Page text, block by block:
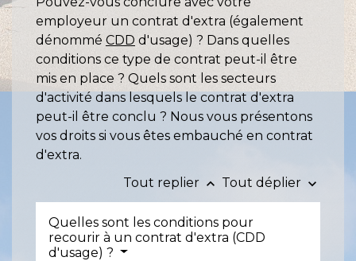
employeur un contrat d'extra (également
dénommé CDD d'usage) ? Dans quelles
conditions ce type de contrat peut-il être
mis en place ? Quels sont les secteurs
d'activité dans lesquels le contrat d'extra
peut-il être conclu ? Nous vous présentons
vos droits si vous êtes embauché en contrat
d'extra.
Tout replier keyboard_arrow_up Tout déplier keyboard_arrow_down
Quelles sont les conditions pour
recourir à un contrat d'extra (CDD
d'usage) ?